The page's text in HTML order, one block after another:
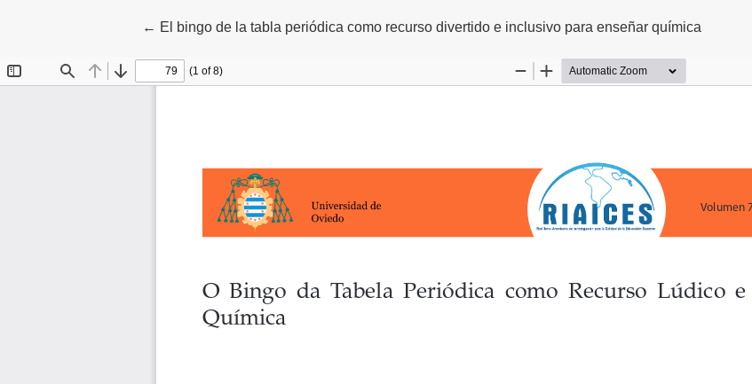
← Volver a los detalles del artículo
El bingo de la tabla periódica como recurso divertido e inclusivo para enseñar química